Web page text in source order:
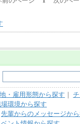
・雇用形態から探す ｜
環境から探す
先輩からのメッセージか